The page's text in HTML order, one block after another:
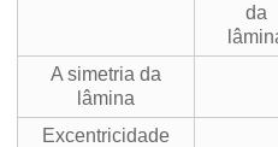
da
A simetria da
lâmina
Excentricidade